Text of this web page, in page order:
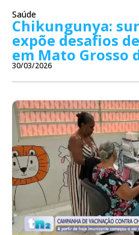
Saúde
Chikungunya:
expõe desafios
em Mato Grosso
30/03/2026